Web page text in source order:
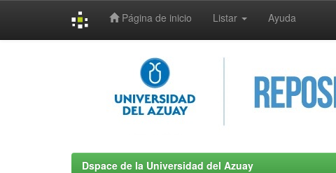
Página de inicio Listar Ayuda
Dspace de la Universidad del Azuay